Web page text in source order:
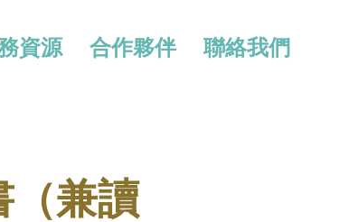
資源 合作夥伴 聯絡我們
（兼讀